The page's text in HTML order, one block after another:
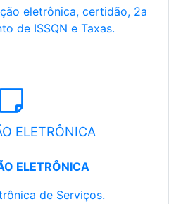
eletrônica, certidão, 2a
de ISSQN e Taxas.
ELETRÔNICA
ELETRÔNICA
de Serviços.